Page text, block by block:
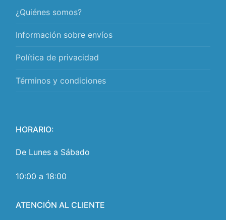
¿Quiénes somos?
Información sobre envíos
Política de privacidad
Términos y condiciones
HORARIO:
De Lunes a Sábado
10:00 a 18:00
ATENCIÓN AL CLIENTE